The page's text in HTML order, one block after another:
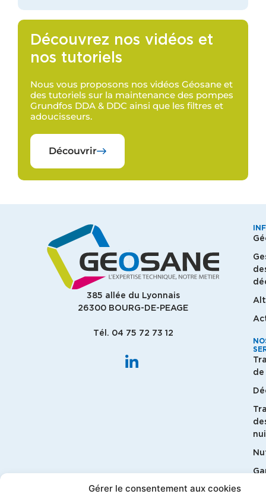
Gérer le consentement aux cookies
Découvrez nos vidéos et
nos tutoriels
Nous vous proposons nos vidéos Géosane et
des tutoriels sur la maintenance des pompes
Grundfos DDA & DDC ainsi que les filtres et
adoucisseurs.
Découvrir
385 allée du Lyonnais
26300 BOURG-DE-PEAGE
Tél. 04 75 72 73 12
de